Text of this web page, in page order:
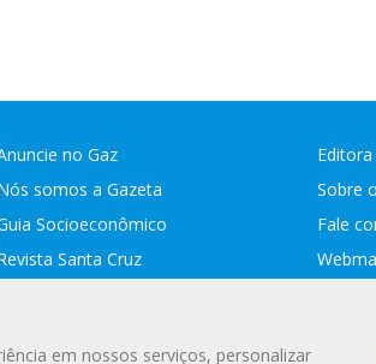
no Gaz
somos a Gazeta
Socioeconômico
Santa Cruz
Sobre
Fale
em nossos serviços, personalizar